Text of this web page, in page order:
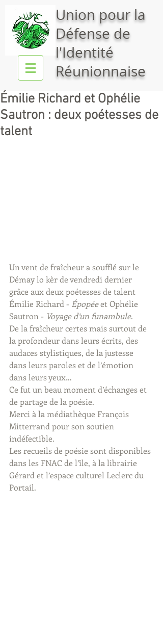
Union pour la
Défense de
l'Identité
Réunionnaise
Émilie Richard et Ophélie
Sautron : deux poétesses de
talent
Un vent de fraîcheur a soufflé sur le
Démay lo kèr de vendredi dernier
grâce aux deux poétesses de talent
Émilie Richard - Épopée et Ophélie
Sautron - Voyage d’un funambule.
De la fraîcheur certes mais surtout de
la profondeur dans leurs écrits, des
audaces stylistiques, de la justesse
dans leurs paroles et de l’émotion
dans leurs yeux…
Ce fut un beau moment d’échanges et
de partage de la poésie.
Merci à la médiathèque François
Mitterrand pour son soutien
indéfectible.
Les recueils de poésie sont disponibles
dans les FNAC de l’île, à la librairie
Gérard et l’espace culturel Leclerc du
Portail.